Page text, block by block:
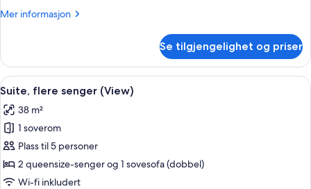
med
Mer informasjon
Mer
1
kingsize-
seng
sovesofa
Se tilgjengelighet og priser
Åpne
alle
bildene
av
Suite,
flere
senger
Sengetøy av topp kvalitet,
4
Suite, flere senger (View)
38 m²
1 soverom
Plass til 5 personer
2 queensize-senger og 1 sovesofa (dobbel)
Wi-fi inkludert